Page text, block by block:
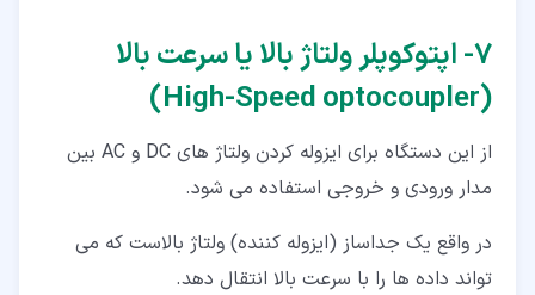
۷‏- اپتوکوپلر ولتاژ بالا یا سرعت بالا
(High-Speed optocoupler)
از این دستگاه برای ایزوله کردن ولتاژ های DC و AC بین
مدار ورودی و خروجی استفاده می شود.
در واقع یک جداساز (ایزوله کننده) ولتاژ بالاست که می
تواند داده ها را با سرعت بالا انتقال دهد.